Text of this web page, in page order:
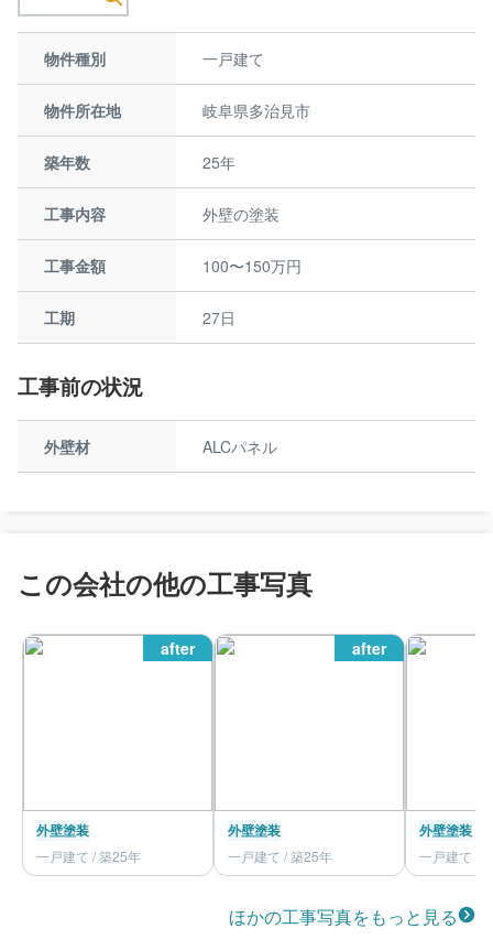
物件種別 一戸建て
物件所在地 岐阜県多治見市
築年数 25年
工事内容 外壁の塗装
工事金額 100〜150万円
工期 27日
工事前の状況
外壁材 ALCパネル
この会社の他の工事写真
after
外壁塗装
一戸建て / 築25年
after
外壁塗装
一戸建て / 築25年
外壁塗装
一戸建て /
ほかの工事写真をもっと見る